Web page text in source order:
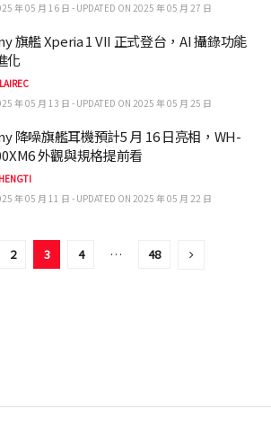
年 05 月 16 日 - UPDATED ON 2025 年 05 月 27 日
旗艦 Xperia 1 VII 正式登台，AI 攝錄功能
化
年 05 月 13 日 - UPDATED ON 2025 年 05 月 25 日
降噪旗艦耳機預計5 月 16 日亮相，WH-
外觀與規格提前看
年 05 月 11 日 - UPDATED ON 2025 年 05 月 22 日
2 3 4 … 48